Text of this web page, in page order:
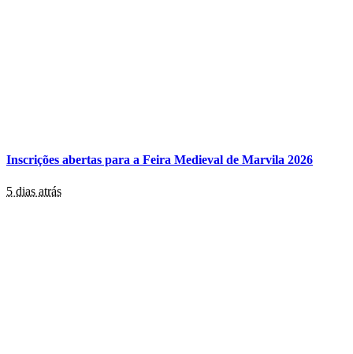
Inscrições abertas para a Feira Medieval de Marvila 2026
5 dias atrás